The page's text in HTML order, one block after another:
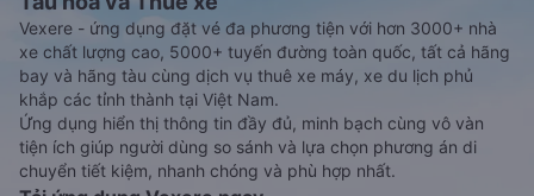
Ứng dụng đặt vé Xe khách, Máy bay,
Tàu hoả và Thuê xe
Vexere - ứng dụng đặt vé đa phương tiện với hơn 3000+ nhà
xe chất lượng cao, 5000+ tuyến đường toàn quốc, tất cả hãng
bay và hãng tàu cùng dịch vụ thuê xe máy, xe du lịch phủ
khắp các tỉnh thành tại Việt Nam.